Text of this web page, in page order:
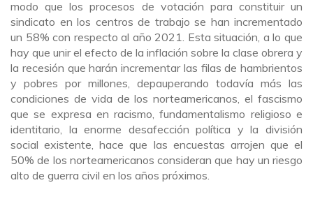
modo que los procesos de votación para constituir un
sindicato en los centros de trabajo se han incrementado
un 58% con respecto al año 2021. Esta situación, a lo que
hay que unir el efecto de la inflación sobre la clase obrera y
la recesión que harán incrementar las filas de hambrientos
y pobres por millones, depauperando todavía más las
condiciones de vida de los norteamericanos, el fascismo
que se expresa en racismo, fundamentalismo religioso e
identitario, la enorme desafección política y la división
social existente, hace que las encuestas arrojen que el
50% de los norteamericanos consideran que hay un riesgo
alto de guerra civil en los años próximos.